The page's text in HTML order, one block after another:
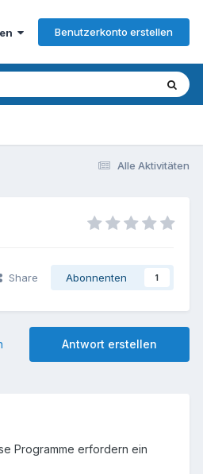
Benutzerkonto erstellen
Alle Aktivitäten
Share Abonnenten 1
Antwort erstellen
Programme erfordern ein